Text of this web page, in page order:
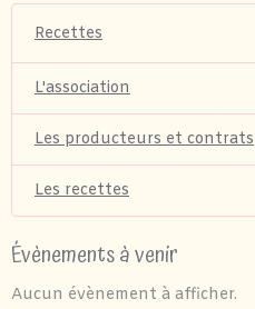
Recettes
L'association
Les producteurs et contrats
Les recettes
Évènements à venir
Aucun évènement à afficher.